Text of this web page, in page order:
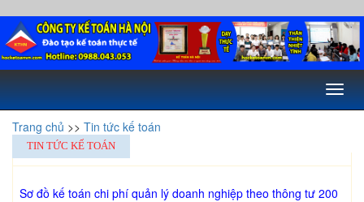
Toggle
Trang chủ >> Tin tức kế toán
TIN TỨC KẾ TOÁN
Sơ đồ kế toán chi phí quản lý doanh nghiệp theo thông tư 200